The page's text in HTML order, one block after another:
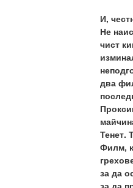
И,
Не
чист
два
Тенет.
Филм,
за да